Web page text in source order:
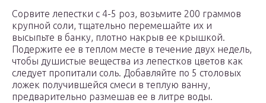
Сорвите лепестки с 4-5 роз, возьмите 200 граммов
крупной соли, тщательно перемешайте их и
высыпьте в банку, плотно накрыв ее крышкой.
Подержите ее в теплом месте в течение двух недель,
чтобы душистые вещества из лепестков цветов как
следует пропитали соль. Добавляйте по 5 столовых
ложек получившейся смеси в теплую ванну,
предварительно размешав ее в литре воды.